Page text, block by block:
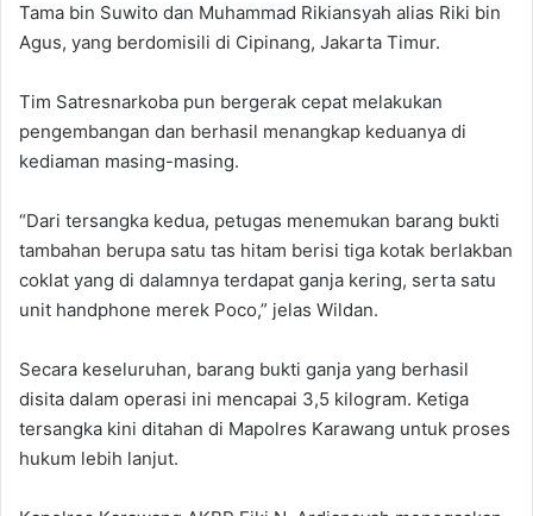
Tama bin Suwito dan Muhammad Rikiansyah alias Riki bin
Agus, yang berdomisili di Cipinang, Jakarta Timur.
Tim Satresnarkoba pun bergerak cepat melakukan
pengembangan dan berhasil menangkap keduanya di
kediaman masing-masing.
“Dari tersangka kedua, petugas menemukan barang bukti
tambahan berupa satu tas hitam berisi tiga kotak berlakban
coklat yang di dalamnya terdapat ganja kering, serta satu
unit handphone merek Poco,” jelas Wildan.
Secara keseluruhan, barang bukti ganja yang berhasil
disita dalam operasi ini mencapai 3,5 kilogram. Ketiga
tersangka kini ditahan di Mapolres Karawang untuk proses
hukum lebih lanjut.